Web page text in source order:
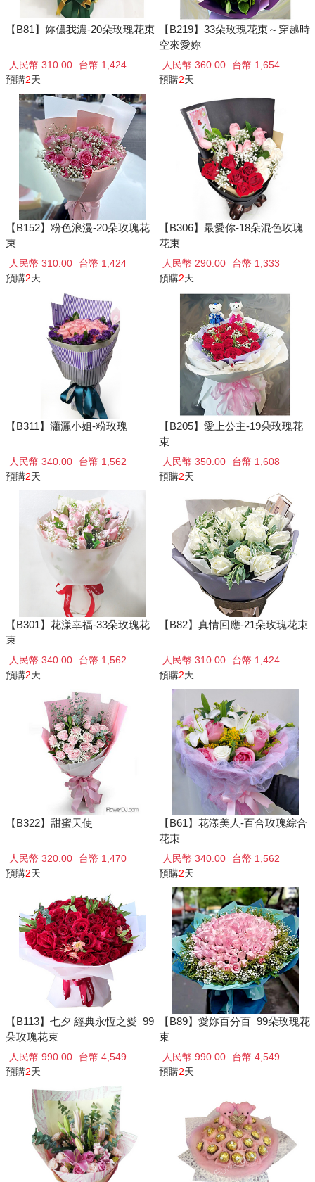
【B81】妳儂我濃-20朵玫瑰花束
人民幣 310.00
台幣 1,424
預購2天
【B219】33朵玫瑰花束～穿越時
空來愛妳
人民幣 360.00
台幣 1,654
預購2天
【B152】粉色浪漫-20朵玫瑰花
束
人民幣 310.00
台幣 1,424
預購2天
【B306】最愛你-18朵混色玫瑰
花束
人民幣 290.00
台幣 1,333
預購2天
【B311】瀟灑小姐-粉玫瑰
人民幣 340.00
台幣 1,562
預購2天
【B205】愛上公主-19朵玫瑰花
束
人民幣 350.00
台幣 1,608
預購2天
【B301】花漾幸福-33朵玫瑰花
束
人民幣 340.00
台幣 1,562
預購2天
【B82】真情回應-21朵玫瑰花束
人民幣 310.00
台幣 1,424
預購2天
【B322】甜蜜天使
人民幣 320.00
台幣 1,470
預購2天
【B61】花漾美人-百合玫瑰綜合
花束
人民幣 340.00
台幣 1,562
預購2天
【B113】七夕 經典永恆之愛_99
朵玫瑰花束
人民幣 990.00
台幣 4,549
預購2天
【B89】愛妳百分百_99朵玫瑰花
束
人民幣 990.00
台幣 4,549
預購2天